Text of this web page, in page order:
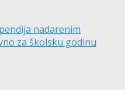
nadarenim
za školsku godinu